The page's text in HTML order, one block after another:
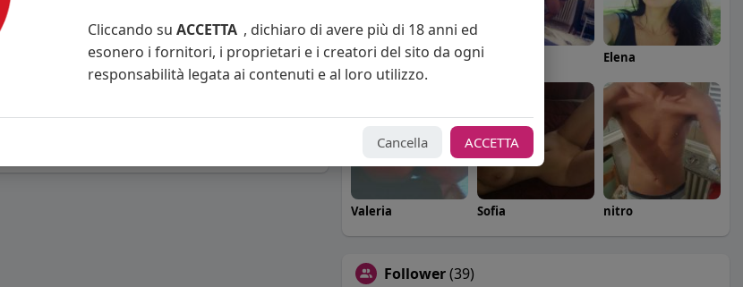
Condividi
Federica Sabrina Elena
Valeria Sofia nitro
Follower(39)
Cliccando su ACCETTA , dichiaro di avere più di 18 anni ed
esonero i fornitori, i proprietari e i creatori del sito da ogni
responsabilità legata ai contenuti e al loro utilizzo.
Cancella ACCETTA